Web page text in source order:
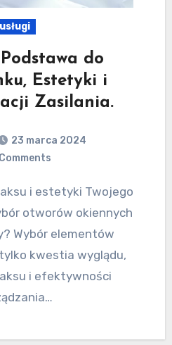
usługi
do
Estetyki i
Zasilania.
23 marca 2024
otworów okiennych
Wybór elementów
kwestia wyglądu,
i efektywności